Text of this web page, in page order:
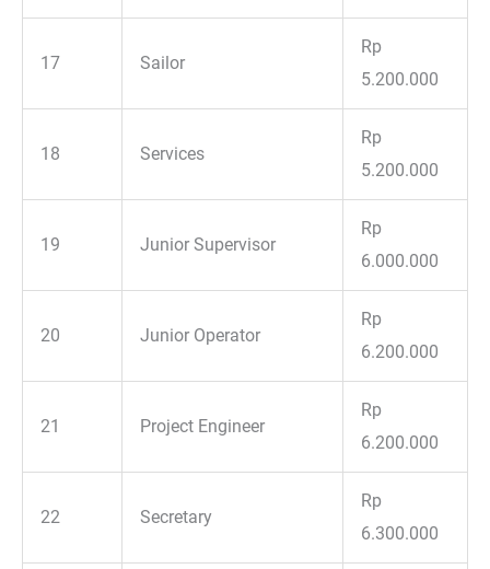
17 Sailor
Rp
5.200.000
18 Services
Rp
5.200.000
19 Junior Supervisor
Rp
6.000.000
20 Junior Operator
Rp
6.200.000
21 Project Engineer
Rp
6.200.000
22 Secretary
Rp
6.300.000